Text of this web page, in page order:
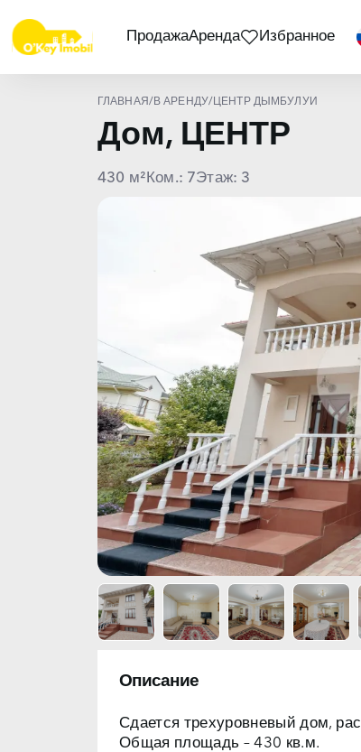
ПродажаАренда Избранное
ГЛАВНАЯ/ В АРЕНДУ/ ЦЕНТР ДЫМБУЛУЙ
Дом, ЦЕНТР
430 м² Ком.: 7Этаж: 3
Описание
Сдается трехуровневый дом,
Общая площадь – 430 кв.м.